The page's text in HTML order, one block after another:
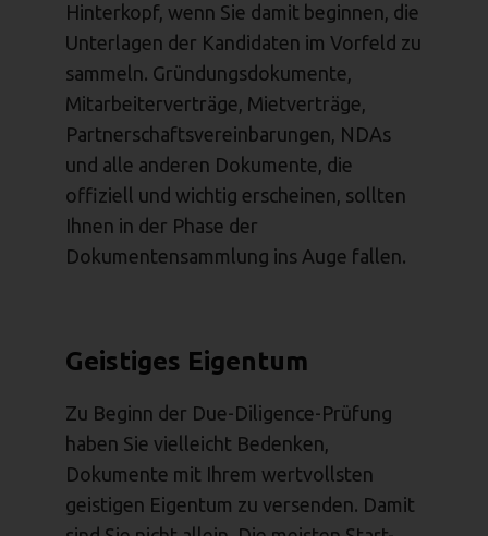
Hinterkopf, wenn Sie damit beginnen, die
Unterlagen der Kandidaten im Vorfeld zu
sammeln. Gründungsdokumente,
Mitarbeiterverträge, Mietverträge,
Partnerschaftsvereinbarungen, NDAs
und alle anderen Dokumente, die
offiziell und wichtig erscheinen, sollten
Ihnen in der Phase der
Dokumentensammlung ins Auge fallen.
Geistiges Eigentum
Zu Beginn der Due-Diligence-Prüfung
haben Sie vielleicht Bedenken,
Dokumente mit Ihrem wertvollsten
geistigen Eigentum zu versenden. Damit